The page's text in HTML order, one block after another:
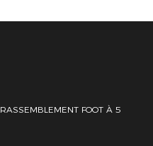
RASSEMBLEMENT FOOT À 5